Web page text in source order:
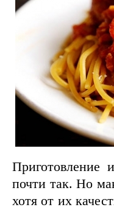
Приготовление
почти так. Но
хотя от их